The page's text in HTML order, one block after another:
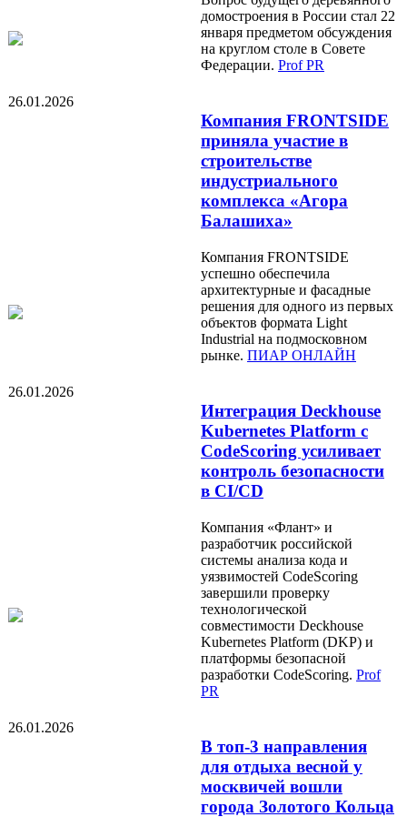
домостроения в России стал 22
января предметом обсуждения
на круглом столе в Совете
Федерации. Prof PR
26.01.2026
Компания FRONTSIDE
приняла участие в
строительстве
индустриального
комплекса «Агора
Балашиха»
Компания FRONTSIDE
успешно обеспечила
архитектурные и фасадные
решения для одного из первых
объектов формата Light
Industrial на подмосковном
рынке. ПИАР ОНЛАЙН
26.01.2026
Интеграция Deckhouse
Kubernetes Platform с
CodeScoring усиливает
контроль безопасности
в CI/CD
Компания «Флант» и
разработчик российской
системы анализа кода и
уязвимостей CodeScoring
завершили проверку
технологической
совместимости Deckhouse
Kubernetes Platform (DKP) и
платформы безопасной
разработки CodeScoring. Prof
PR
26.01.2026
В топ-3 направления
для отдыха весной у
москвичей вошли
города Золотого Кольца